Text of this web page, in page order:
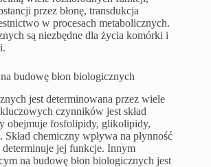
przez błonę, transdukcja
w procesach metabolicznych.
są niezbędne dla życia komórki i
budowę błon biologicznych
jest determinowana przez wiele
czynników jest skład
obejmuje fosfolipidy, glikolipidy,
Skład chemiczny wpływa na płynność
determinuje jej funkcje. Innym
na budowę błon biologicznych jest